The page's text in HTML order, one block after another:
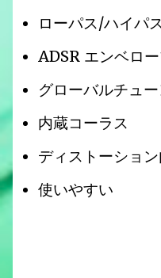
ローパス/ハイパ
ADSR エンベロー
グローバルチュー
内蔵コーラス
ディストーショ
使いやすい